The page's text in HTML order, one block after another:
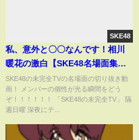
SKE48
私、意外と〇〇なんです！相川
暖花の激白【SKE48名場面集
from 未完全TV】
SKE48の未完全TVの名場面の切り抜き動
画！ メンバーの個性が光る瞬間をどう
ぞ！！！！！！ 「SKE48の未完全TV」 隔
週日曜 深夜にテ...